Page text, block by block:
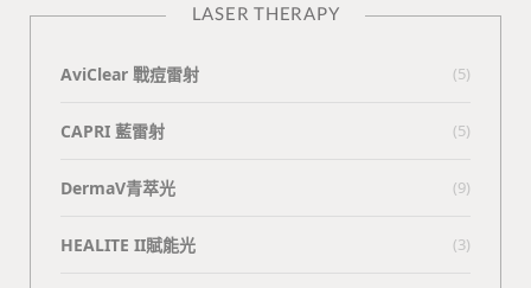
LASER THERAPY
AviClear 戰痘雷射 (5)
CAPRI 藍雷射 (5)
DermaV青萃光 (9)
HEALITE II賦能光 (3)